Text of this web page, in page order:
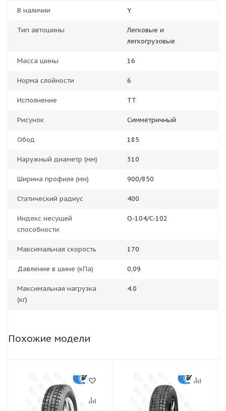
В наличии Y
Тип автошины
Легковые и
легкогрузовые
Масса шины 16
Норма слойности 6
Исполнение ТТ
Рисунок Симметричный
Обод 185
Наружный диаметр (мм) 310
Ширина профиля (мм) 900/850
Статический радиус 400
Индекс несущей
способности
O-104/C-102
Максимальная скорость 170
Давление в шине (кПа) 0,09
Максимальная нагрузка
(кг)
4.0
Похожие модели